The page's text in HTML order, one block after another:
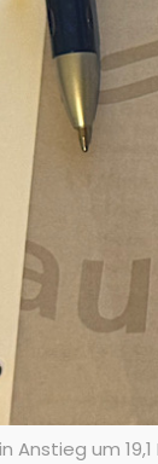
Anstieg um